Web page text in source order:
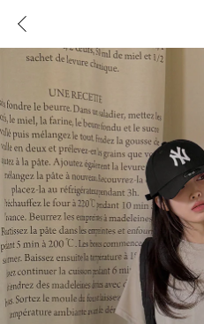
로그인
콘텐츠 리뷰 & 혜택
CATEGORY
도착보장⚡
인플루언서 pick!
신상 5%